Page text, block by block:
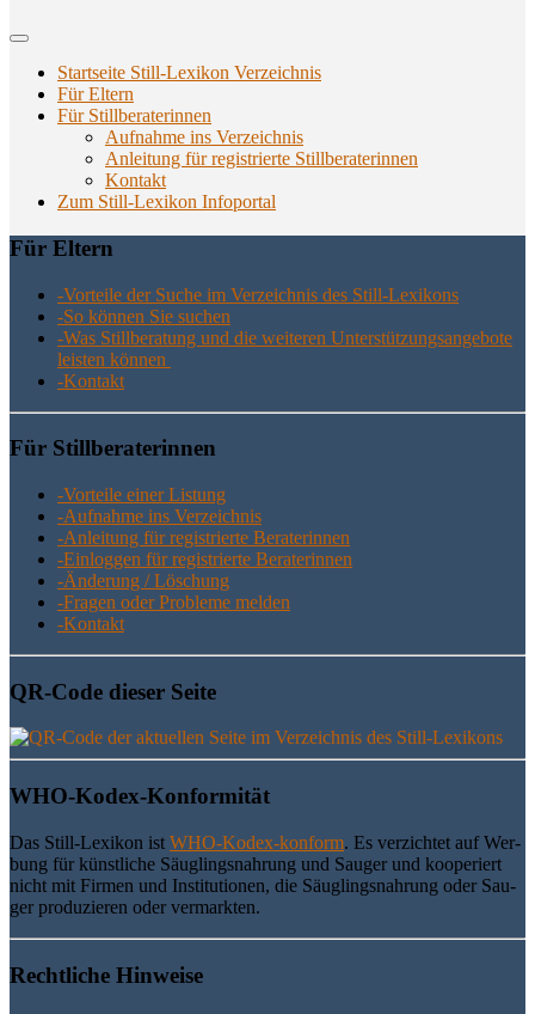
Startseite Still-Lexikon Verzeichnis
Für Eltern
Für Stillberaterinnen
Aufnahme ins Verzeichnis
Anlei­tung für regis­trier­te Stillberaterinnen
Kon­takt
Zum Still-Lexikon Infoportal
Für Eltern
-Vor­tei­le der Suche im Ver­zeich­nis des Still-Lexikons
-So kön­nen Sie suchen
-Was Still­be­ra­tung und die wei­te­ren Unter­stüt­zungs­an­ge­bo­te
leis­ten können
-Kon­takt
Für Still­be­ra­te­rin­nen
-Vor­tei­le einer Listung
-Auf­nah­me ins Verzeichnis
-Anlei­tung für regis­trier­te Beraterinnen
-Ein­log­gen für regis­trier­te Beraterinnen
-Ände­rung / Löschung
-Fra­gen oder Pro­ble­me melden
-Kon­takt
QR-Code die­ser Seite
WHO-Kodex-Kon­for­mi­tät
Das Still-Lexi­kon ist WHO-Kodex-kon­form. Es ver­zich­tet auf Wer­
bung für künst­li­che Säug­lings­nah­rung und Sau­ger und koope­riert
nicht mit Fir­men und Insti­tu­tio­nen, die Säug­lings­nah­rung oder Sau­
ger pro­du­zie­ren oder vermarkten.
Recht­li­che Hinweise